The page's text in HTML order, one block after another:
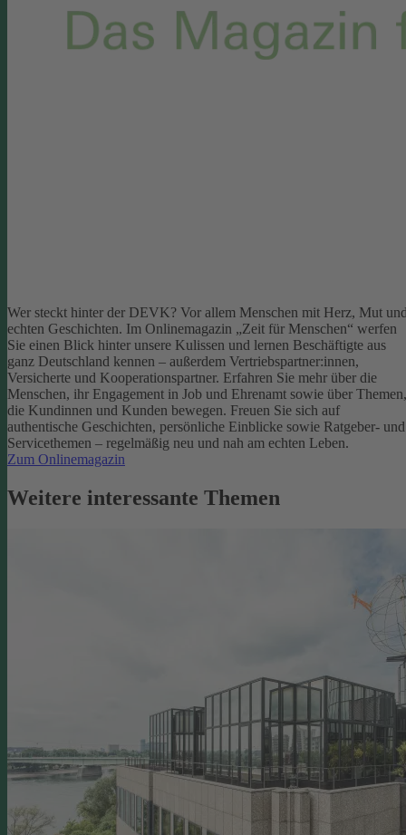
Wer steckt hinter der DEVK? Vor allem Menschen mit Herz, Mut
echten Geschichten. Im Onlinemagazin „Zeit für Menschen“ werfen
Sie einen Blick hinter unsere Kulissen und lernen Beschäftigte aus
ganz Deutschland kennen – außerdem Vertriebspartner:innen,
Versicherte und Kooperationspartner. Erfahren Sie mehr über die
Menschen, ihr Engagement in Job und Ehrenamt sowie über Themen,
die Kundinnen und Kunden bewegen. Freuen Sie sich auf
authentische Geschichten, persönliche Einblicke sowie Ratgeber- und
Servicethemen – regelmäßig neu und nah am echten Leben.
Zum Onlinemagazin
Weitere interessante Themen